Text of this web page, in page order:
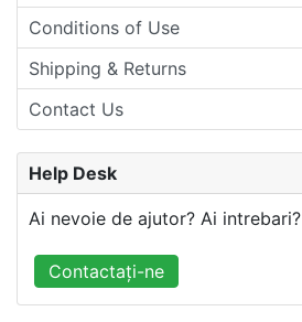
Conditions of Use
Shipping & Returns
Contact Us
Help Desk
Ai nevoie de ajutor? Ai intrebari?
Contactați-ne